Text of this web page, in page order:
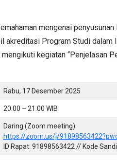
mengenai
akreditasi Program Studi
kegiatan “Penjelasan
Rabu, 17 Desember 2025
20.00 – 21.00 WIB
Daring (Zoom meeting)
https://zoom.us/j/
ID Rapat: 91898563422 // Kode